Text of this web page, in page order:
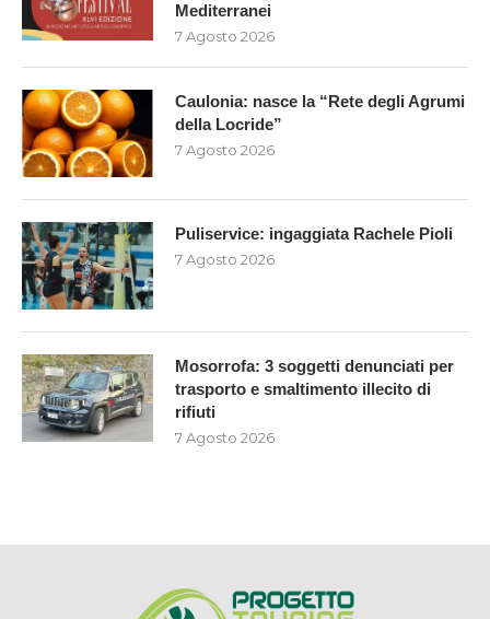
Mediterranei
7 Agosto 2026
Caulonia: nasce la “Rete degli Agrumi
della Locride”
7 Agosto 2026
Puliservice: ingaggiata Rachele Pioli
7 Agosto 2026
Mosorrofa: 3 soggetti denunciati per
trasporto e smaltimento illecito di
rifiuti
7 Agosto 2026